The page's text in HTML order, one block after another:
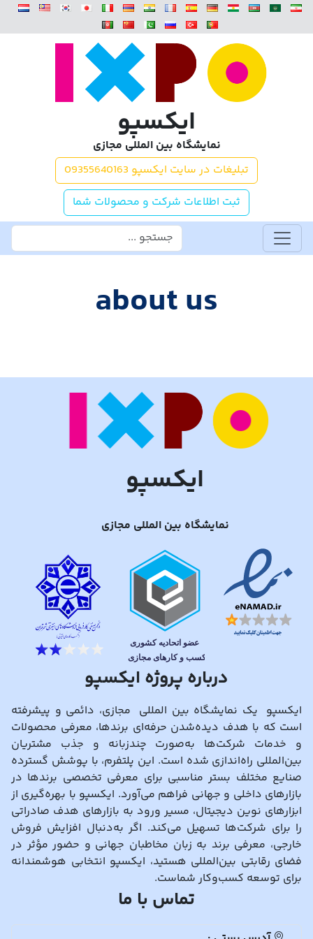
ایکسپو
نمایشگاه بین المللی مجازی
تبلیغات در سایت ایکسپو 09355640163
ثبت اطلاعات شرکت و محصولات شما
about us
ایکسپو
نمایشگاه بین المللی مجازی
درباره پروژه ایکسپو
ایکسپو یک نمایشگاه بین المللی مجازی، دائمی و پیشرفته
است که با هدف دیده‌شدن حرفه‌ای برندها، معرفی محصولات
و خدمات شرکت‌ها به‌صورت چندزبانه و جذب مشتریان
بین‌المللی راه‌اندازی شده است. این پلتفرم، با پوشش گسترده
صنایع مختلف بستر مناسبی برای معرفی تخصصی برندها در
بازارهای داخلی و جهانی فراهم می‌آورد. ایکسپو با بهره‌گیری از
ابزارهای نوین دیجیتال، مسیر ورود به بازارهای هدف صادراتی
را برای شرکت‌ها تسهیل می‌کند. اگر به‌دنبال افزایش فروش
خارجی، معرفی برند به زبان مخاطبان جهانی و حضور مؤثر در
فضای رقابتی بین‌المللی هستید، ایکسپو انتخابی هوشمندانه
برای توسعه کسب‌وکار شماست.
تماس با ما